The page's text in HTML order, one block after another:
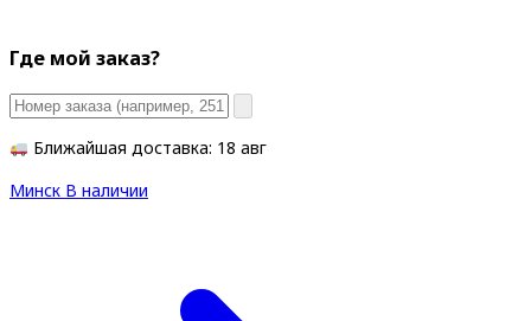
Где мой заказ?
Ближайшая доставка: 18 авг
Минск В наличии